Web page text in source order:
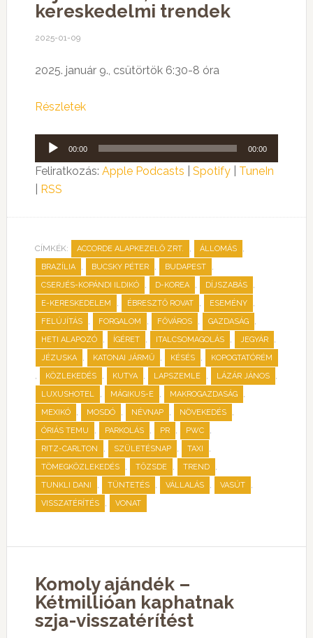
kereskedelmi trendek
2025-01-09
2025. január 9., csütörtök 6:30-8 óra
Részletek
Audió
lejátszó
00:00 00:00
Feliratkozás: Apple Podcasts Spotify| TuneIn
RSS
CÍMKÉK: ACCORDE ALAPKEZELŐ ZRT. , ÁLLOMÁS ,
BRAZÍLIA , BUCSKY PÉTER , BUDAPEST ,
CSERJÉS-KOPÁNDI ILDIKÓ , D-KOREA , DÍJSZABÁS ,
E-KERESKEDELEM , ÉBRESZTŐ ROVAT , ESEMÉNY ,
FELÚJÍTÁS , FORGALOM , FŐVÁROS , GAZDASÁG ,
HETI ALAPOZÓ , ÍGÉRET , ITALCSOMAGOLÁS , JEGYÁR ,
JÉZUSKA , KATONAI JÁRMŰ , KÉSÉS , KOPOGTATÓRÉM
, KÖZLEKEDÉS , KUTYA , LAPSZEMLE , LÁZÁR JÁNOS ,
LUXUSHOTEL , MÁGIKUS-E , MAKROGAZDASÁG ,
MEXIKÓ , MOSDÓ , NÉVNAP , NÖVEKEDÉS ,
ÓRIÁS TEMU , PARKOLÁS , PR , PWC ,
RITZ-CARLTON , SZÜLETÉSNAP , TAXI ,
TÖMEGKÖZLEKEDÉS , TŐZSDE , TREND ,
TUNKLI DANI , TÜNTETÉS , VÁLLALÁS , VASÚT ,
VISSZATÉRÍTÉS , VONAT
Komoly ajándék –
Kétmillióan kaphatnak
szja-visszatérítést